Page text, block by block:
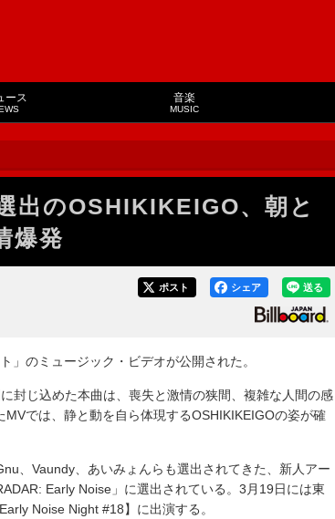
ース 音楽
MUSIC
のOSHIKIKEIGO、朝と
爆発
送る
シェア
ポスト
のミュージック・ビデオが公開された。
封じ込めた本曲は、喪失と激情の狭間、複雑な人間の感
では、静と動を自ら体現するOSHIKIKEIGOの姿が確
、Vaundy、あいみょんらも選出されてきた、新人アー
Early Noise」に選出されている。3月19日には東
Noise Night #18】に出演する。